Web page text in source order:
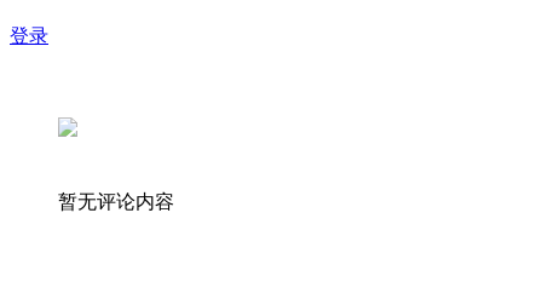
登录
暂无评论内容